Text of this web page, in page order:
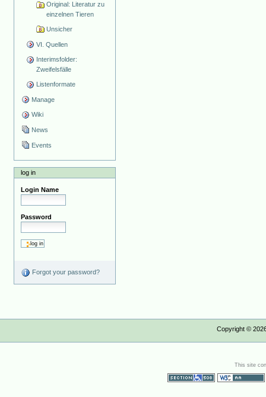
Original: Literatur zu
einzelnen Tieren
Unsicher
VI. Quellen
Interimsfolder:
Zweifelsfälle
Listenformate
Manage
Wiki
News
Events
log in
Login Name
Password
Forgot your password?
Copyright ©
This site